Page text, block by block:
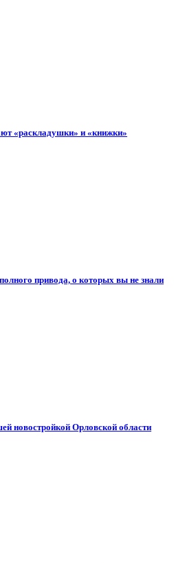
«раскладушки» и «книжки»
привода, о которых вы не знали
новостройкой Орловской области